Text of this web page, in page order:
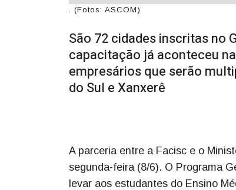
. (Fotos: ASCOM)
São 72 cidades inscritas no
capacitação já aconteceu
empresários que serão
do Sul e Xanxerê
A parceria entre a Facisc e o
segunda-feira (8/6). O Programa
levar aos estudantes do Ensino